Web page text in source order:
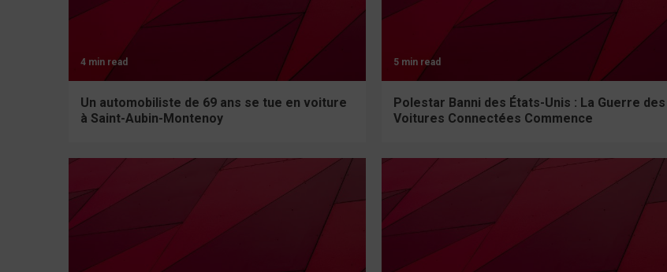
4 min read
Un automobiliste de 69 ans se tue en voiture
à Saint-Aubin-Montenoy
5 min read
Polestar Banni des États-Unis : La Guerre des
Voitures Connectées Commence